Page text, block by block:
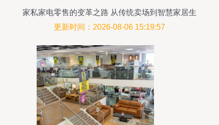
家私家电零售的变革之路 从传统卖场到智慧家居生
态
更新时间：2026-08-06 15:19:57